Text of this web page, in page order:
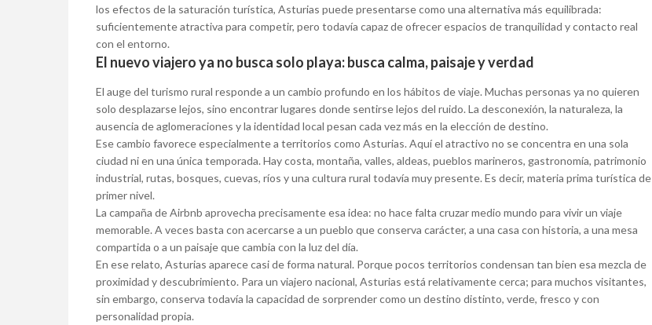
los efectos de la saturación turística, Asturias puede presentarse como una alternativa más equilibrada:
suficientemente atractiva para competir, pero todavía capaz de ofrecer espacios de tranquilidad y contacto real
con el entorno.
El nuevo viajero ya no busca solo playa: busca calma, paisaje y verdad
El auge del turismo rural responde a un cambio profundo en los hábitos de viaje. Muchas personas ya no quieren
solo desplazarse lejos, sino encontrar lugares donde sentirse lejos del ruido. La desconexión, la naturaleza, la
ausencia de aglomeraciones y la identidad local pesan cada vez más en la elección de destino.
Ese cambio favorece especialmente a territorios como Asturias. Aquí el atractivo no se concentra en una sola
ciudad ni en una única temporada. Hay costa, montaña, valles, aldeas, pueblos marineros, gastronomía, patrimonio
industrial, rutas, bosques, cuevas, ríos y una cultura rural todavía muy presente. Es decir, materia prima turística de
primer nivel.
La campaña de Airbnb aprovecha precisamente esa idea: no hace falta cruzar medio mundo para vivir un viaje
memorable. A veces basta con acercarse a un pueblo que conserva carácter, a una casa con historia, a una mesa
compartida o a un paisaje que cambia con la luz del día.
En ese relato, Asturias aparece casi de forma natural. Porque pocos territorios condensan tan bien esa mezcla de
proximidad y descubrimiento. Para un viajero nacional, Asturias está relativamente cerca; para muchos visitantes,
sin embargo, conserva todavía la capacidad de sorprender como un destino distinto, verde, fresco y con
personalidad propia.